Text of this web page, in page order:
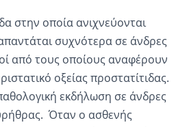
στην οποία ανιχνεύονται
συχνότερα σε άνδρες
από τους οποίους αναφέρουν
οξείας προστατίτιδας.
εκδήλωση σε άνδρες
Όταν ο ασθενής